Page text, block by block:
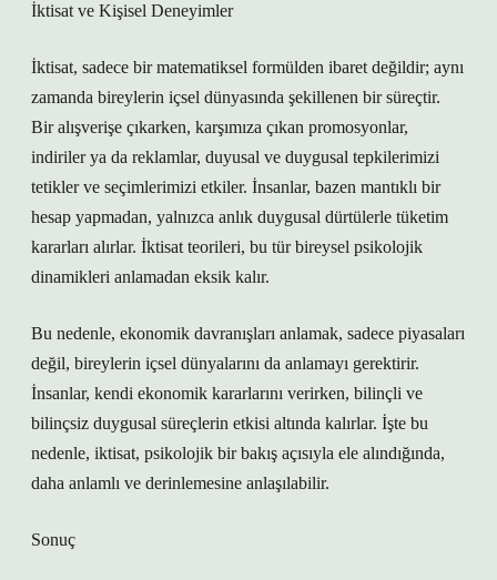
İktisat ve Kişisel Deneyimler
İktisat, sadece bir matematiksel formülden ibaret değildir; aynı
zamanda bireylerin içsel dünyasında şekillenen bir süreçtir.
Bir alışverişe çıkarken, karşımıza çıkan promosyonlar,
indiriler ya da reklamlar, duyusal ve duygusal tepkilerimizi
tetikler ve seçimlerimizi etkiler. İnsanlar, bazen mantıklı bir
hesap yapmadan, yalnızca anlık duygusal dürtülerle tüketim
kararları alırlar. İktisat teorileri, bu tür bireysel psikolojik
dinamikleri anlamadan eksik kalır.
Bu nedenle, ekonomik davranışları anlamak, sadece piyasaları
değil, bireylerin içsel dünyalarını da anlamayı gerektirir.
İnsanlar, kendi ekonomik kararlarını verirken, bilinçli ve
bilinçsiz duygusal süreçlerin etkisi altında kalırlar. İşte bu
nedenle, iktisat, psikolojik bir bakış açısıyla ele alındığında,
daha anlamlı ve derinlemesine anlaşılabilir.
Sonuç